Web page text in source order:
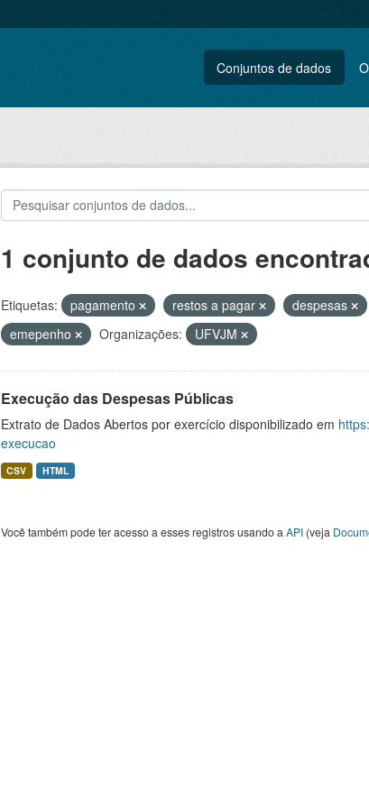
Conjuntos de dados
1 conjunto de dados
Etiquetas: pagamento restos a pagar
despesas
emepenho
Organizações: UFVJM
Execução das Despesas Públicas
Extrato de Dados Abertos por exercício disponibilizado em
execucao
CSV HTML
Você também pode ter acesso a esses registros usando a API(veja